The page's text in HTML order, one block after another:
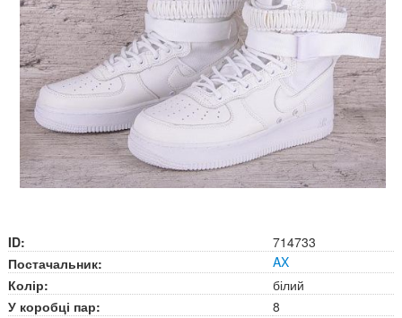
ID:
714733
Постачальник:
AX
Колір:
білий
У коробці пар:
8